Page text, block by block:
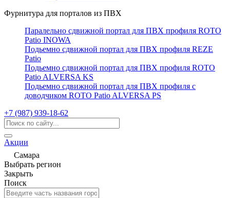
Фурнитура для порталов из ПВХ
Паралельно сдвижной портал для ПВХ профиля ROTO
Patio INOWA
Подьемно сдвижной портал для ПВХ профиля REZE
Patio
Подьемно сдвижной портал для ПВХ профиля ROTO
Patio ALVERSA KS
Подьемно сдвижной портал для ПВХ профиля с
доводчиком ROTO Patio ALVERSA PS
+7 (987) 939-18-62
Акции
Самара
Выбрать регион
Закрыть
Поиск